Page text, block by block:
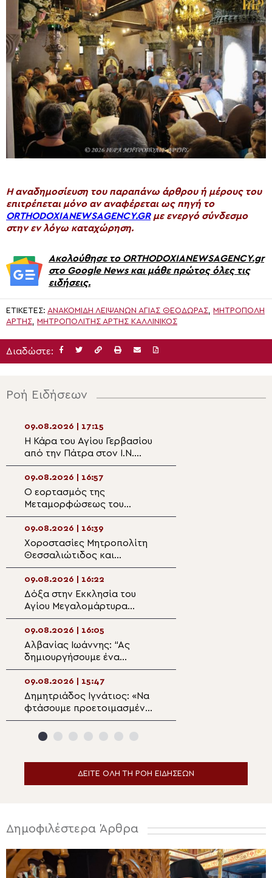
H αναδημοσίευση του παραπάνω άρθρου ή μέρους του
επιτρέπεται μόνο αν αναφέρεται ως πηγή το
ORTHODOXIANEWSAGENCY.GRμε ενεργό σύνδεσμο
στην εν λόγω καταχώρηση.
Ακολούθησε το ORTHODOXIANEWSAGENCY.gr
στο Google News και μάθε πρώτος όλες τις
ειδήσεις.
ΕΤΙΚΈΤΕΣ: ΑΝΑΚΟΜΙΔΉ ΛΕΙΨΆΝΩΝ ΑΓΊΑΣ ΘΕΟΔΏΡΑΣ, ΜΗΤΡΟΠΟΛΗ
ΑΡΤΗΣ, ΜΗΤΡΟΠΟΛΊΤΗΣ ΆΡΤΗΣ ΚΑΛΛΊΝΙΚΟΣ
Διαδώστε:
Ροή Ειδήσεων
09.08.2026 | 17:15
Η Κάρα του Αγίου Γερβασίου
από την Πάτρα στον Ι.Ν.
Αγίου Ανδρέου Σκάλας –
Ωρωπού
09.08.2026 | 16:57
Ο εορτασμός της
Μεταμορφώσεως του
Σωτήρος στην Κάλυμνο
09.08.2026 | 16:39
Χοροστασίες Μητροπολίτη
Θεσσαλιώτιδος και
Φαναριοφερσάλων
09.08.2026 | 16:22
Δόξα στην Εκκλησία του
Αγίου Μεγαλομάρτυρα
Παντελεήμονα στο Μίριεβο
09.08.2026 | 16:05
Αλβανίας Ιωάννης: “Ας
δημιουργήσουμε ένα
πνευματικό περιβάλλον στην
οικογένεια για να μην
μολυνθούν τα παιδιά μας”
09.08.2026 | 15:47
Δημητριάδος Ιγνάτιος: «Να
φτάσουμε προετοιμασμένοι
στο Πάσχα του καλοκαιριού»
ΔΕΙΤΕ ΟΛΗ ΤΗ ΡΟΗ ΕΙΔΗΣΕΩΝ
Δημοφιλέστερα Άρθρα